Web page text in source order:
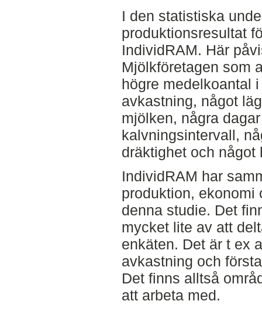
I den statistiska
produktionsresultat
IndividRAM. Här
Mjölkföretagen som
högre medelkoantal
avkastning, något
mjölken, några
kalvningsintervall,
dräktighet och något
IndividRAM har
produktion, ekonomi
denna studie. Det
mycket lite av att
enkäten. Det är t ex
avkastning och
Det finns alltså
att arbeta med.